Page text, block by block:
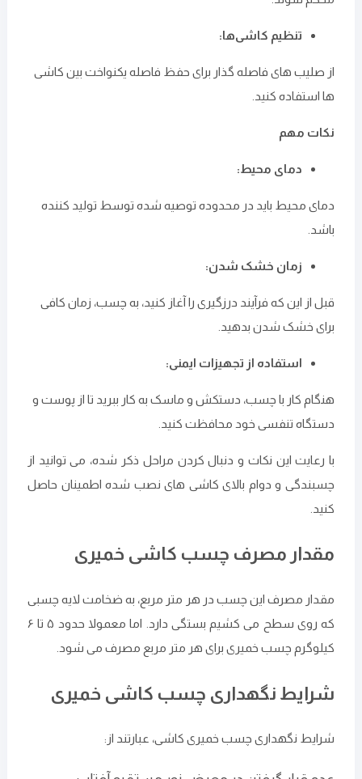
تنظیم کاشی‌ها:
از صلیب ‌های فاصله‌ گذار برای حفظ فاصله یکنواخت بین کاشی‌
ها استفاده کنید.
نکات مهم
دمای محیط:
دمای محیط باید در محدوده توصیه شده توسط تولید کننده
باشد.
زمان خشک شدن:
قبل از این که فرآیند درزگیری را آغاز کنید، به چسب، زمان کافی
برای خشک شدن بدهید.
استفاده از تجهیزات ایمنی:
هنگام کار با چسب، دستکش و ماسک به کار ببرید تا از پوست و
دستگاه تنفسی خود محافظت کنید.
با رعایت این نکات و دنبال کردن مراحل ذکر شده، می ‌توانید از
چسبندگی و دوام بالای کاشی ‌های نصب شده اطمینان حاصل
کنید.
مقدار مصرف چسب کاشی خمیری
مقدار مصرف این چسب در هر متر مربع، به ضخامت لایه چسبی
که روی سطح می‌ کشیم بستگی دارد. اما معمولا حدود ۵ تا ۶
کیلوگرم چسب خمیری برای هر متر مربع مصرف می ‌شود.
شرایط نگهداری چسب کاشی خمیری
شرایط نگهداری چسب خمیری کاشی، عبارتند از: